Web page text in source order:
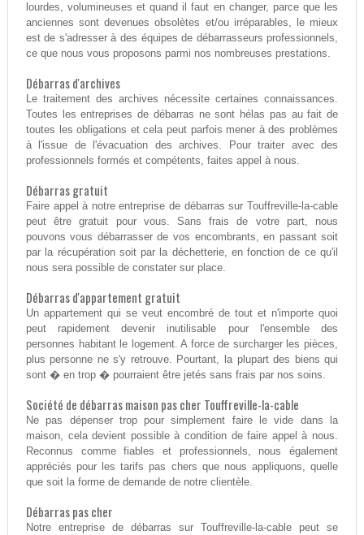
lourdes, volumineuses et quand il faut en changer, parce que les
anciennes sont devenues obsolètes et/ou irréparables, le mieux
est de s'adresser à des équipes de débarrasseurs professionnels,
ce que nous vous proposons parmi nos nombreuses prestations.
Débarras d'archives
Le traitement des archives nécessite certaines connaissances.
Toutes les entreprises de débarras ne sont hélas pas au fait de
toutes les obligations et cela peut parfois mener à des problèmes
à l'issue de l'évacuation des archives. Pour traiter avec des
professionnels formés et compétents, faites appel à nous.
Débarras gratuit
Faire appel à notre entreprise de débarras sur Touffreville-la-cable
peut être gratuit pour vous. Sans frais de votre part, nous
pouvons vous débarrasser de vos encombrants, en passant soit
par la récupération soit par la déchetterie, en fonction de ce qu'il
nous sera possible de constater sur place.
Débarras d'appartement gratuit
Un appartement qui se veut encombré de tout et n'importe quoi
peut rapidement devenir inutilisable pour l'ensemble des
personnes habitant le logement. A force de surcharger les pièces,
plus personne ne s'y retrouve. Pourtant, la plupart des biens qui
sont � en trop � pourraient être jetés sans frais par nos soins.
Société de débarras maison pas cher Touffreville-la-cable
Ne pas dépenser trop pour simplement faire le vide dans la
maison, cela devient possible à condition de faire appel à nous.
Reconnus comme fiables et professionnels, nous également
appréciés pour les tarifs pas chers que nous appliquons, quelle
que soit la forme de demande de notre clientèle.
Débarras pas cher
Notre entreprise de débarras sur Touffreville-la-cable peut se